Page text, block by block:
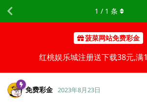
菠菜网站免费彩金
红桃娱乐城注册送下载38元,满
1 / 1 条
免费彩金 2023年8月23日